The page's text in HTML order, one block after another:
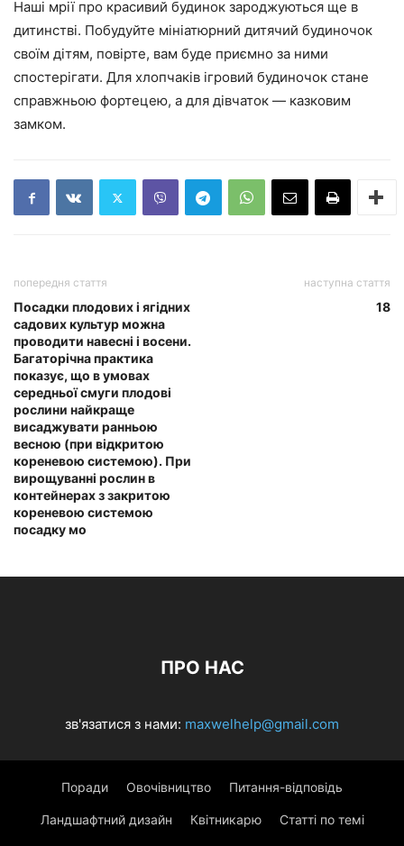
Наші мрії про красивий будинок зароджуються ще в
дитинстві. Побудуйте мініатюрний дитячий будиночок
своїм дітям, повірте, вам буде приємно за ними
спостерігати. Для хлопчаків ігровий будиночок стане
справжньою фортецею, а для дівчаток — казковим
замком.
попередня стаття
Посадки плодових і ягідних
садових культур можна
проводити навесні і восени.
Багаторічна практика
показує, що в умовах
середньої смуги плодові
рослини найкраще
висаджувати ранньою
весною (при відкритою
кореневою системою). При
вирощуванні рослин в
контейнерах з закритою
кореневою системою
посадку мо
наступна стаття
18
ПРО НАС
зв'язатися з нами: maxwelhelp@gmail.com
Поради Овочівництво Питання-відповідь
Ландшафтний дизайн Квітникарю Статті по темі